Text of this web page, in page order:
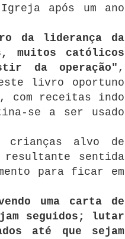
após um ano
da liderança da
muitos católicos
da operação" ,
livro oportuno
com receitas indo
se a ser usado
crianças alvo de
resultante sentida
para ficar em
uma carta de
seguidos;
lutar
até que sejam